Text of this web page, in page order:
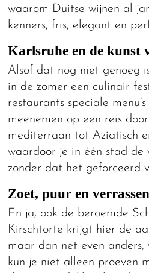
waarom Duitse wijnen al
kenners, fris, elegant en
Karlsruhe en de kunst
Alsof dat nog niet genoeg
in de zomer een culinair
restaurants speciale
meenemen op een reis
mediterraan tot Aziatisch
waardoor je in één stad
zonder dat het geforceerd
Zoet, puur en
En ja, ook de beroemde
Kirschtorte krijgt hier de
maar dan net even anders,
kun je niet alleen proeven